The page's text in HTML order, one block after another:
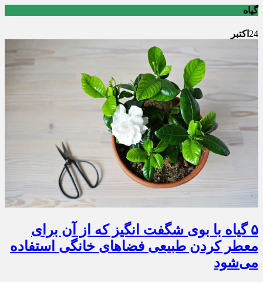
گیاه
24 اکتبر
۵ گیاه با بوی شگفت انگیز که از آن برای
معطر کردن طبیعی فضا‌های خانگی استفاده
می‌شود